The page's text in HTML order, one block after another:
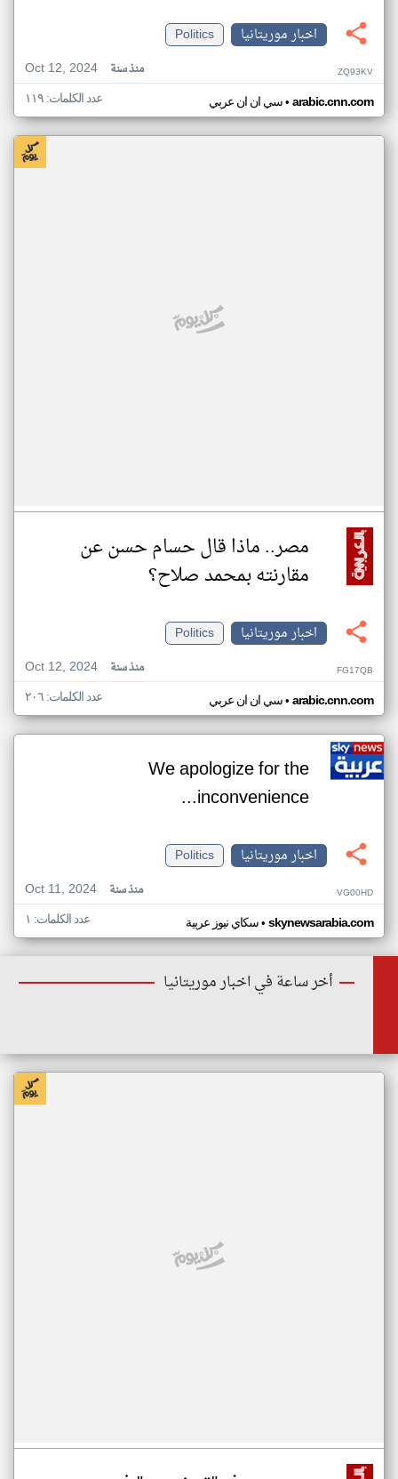
اخبار موريتانيا
Politics
Oct 12, 2024
منذ سنة ZQ93KV
سي ان ان عربي• arabic.cnn.com عدد الكلمات: ١١٩
مصر.. ماذا قال حسام حسن عن
مقارنته بمحمد صلاح؟
اخبار موريتانيا
Politics
Oct 12, 2024
منذ سنة FG17QB
سي ان ان عربي• arabic.cnn.com عدد الكلمات: ٢٠٦
We apologize for the
inconvenience...
اخبار موريتانيا
Politics
Oct 11, 2024
منذ سنة VG00HD
سكاي نيوز عربية• skynewsarabia.com عدد الكلمات: ١
أخر ساعة في اخبار موريتانيا